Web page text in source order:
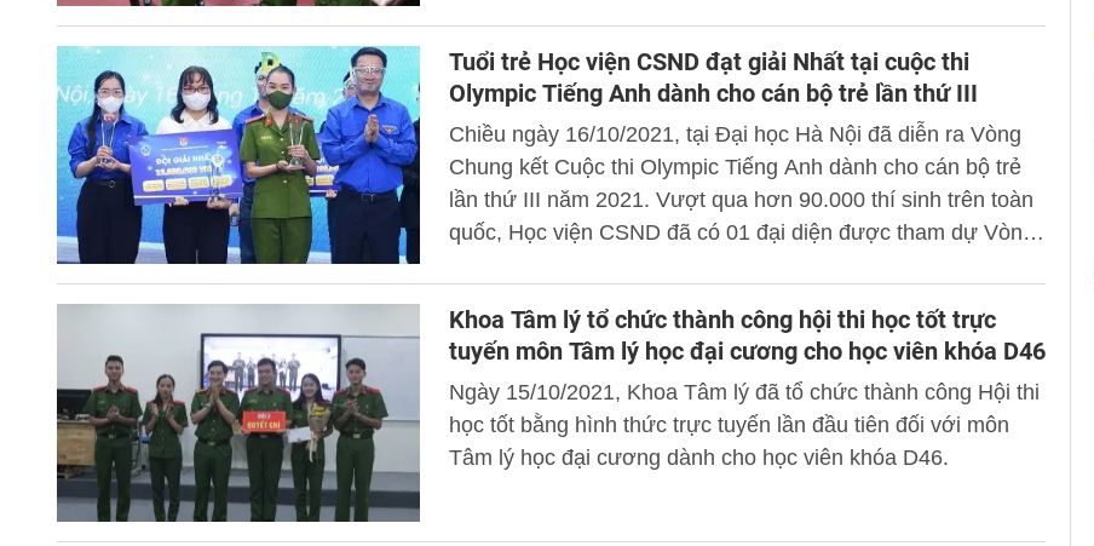
Tuổi trẻ Học viện CSND đạt giải Nhất tại cuộc thi
Olympic Tiếng Anh dành cho cán bộ trẻ lần thứ III
Chiều ngày 16/10/2021, tại Đại học Hà Nội đã diễn ra Vòng
Chung kết Cuộc thi Olympic Tiếng Anh dành cho cán bộ trẻ
lần thứ III năm 2021. Vượt qua hơn 90.000 thí sinh trên toàn
quốc, Học viện CSND đã có 01 đại diện được tham dự Vòng
Khoa Tâm lý tổ chức thành công hội thi học tốt trực
tuyến môn Tâm lý học đại cương cho học viên khóa D46
Ngày 15/10/2021, Khoa Tâm lý đã tổ chức thành công Hội thi
học tốt bằng hình thức trực tuyến lần đầu tiên đối với môn
Tâm lý học đại cương dành cho học viên khóa D46.